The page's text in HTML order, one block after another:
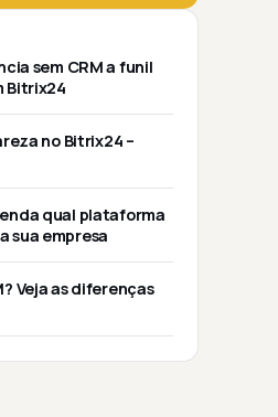
sem CRM a funil
Bitrix24
no Bitrix24 –
qual plataforma
sua empresa
Veja as diferenças